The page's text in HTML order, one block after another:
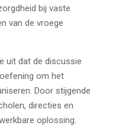
bij vaste
van de vroege
uit dat de discussie
om het
Door stijgende
directies en
oplossing.